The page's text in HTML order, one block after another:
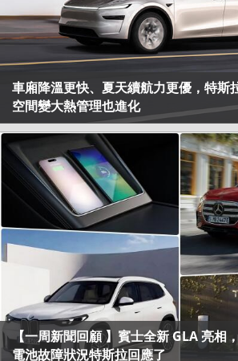
車廂降溫更快、夏天續航力更優，特斯
空間變大熱管理也進化
【一周新聞回顧 】賓士全新 GLA 亮相
電池故障狀況特斯拉回應了